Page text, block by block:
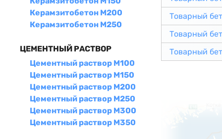
Керамзитобетон М200
Керамзитобетон М250
ЦЕМЕНТНЫЙ РАСТВОР
Цементный раствор М100
Цементный раствор М150
Цементный раствор М200
Цементный раствор М250
Цементный раствор М300
Цементный раствор М350
Товарный
Товарный
Товарный